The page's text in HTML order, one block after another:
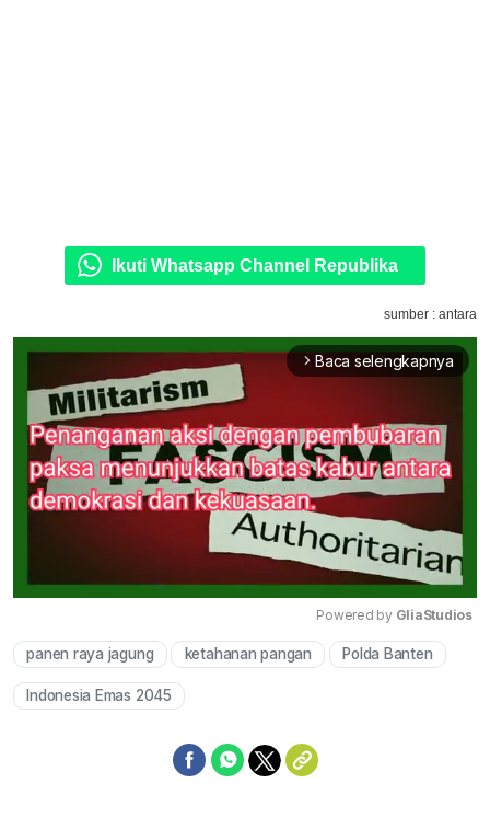
Ikuti Whatsapp Channel Republika
sumber : antara
arrow_forward_ios Baca selengkapnya
Mute
Powered by GliaStudios
panen raya jagung ketahanan pangan Polda Banten
Indonesia Emas 2045